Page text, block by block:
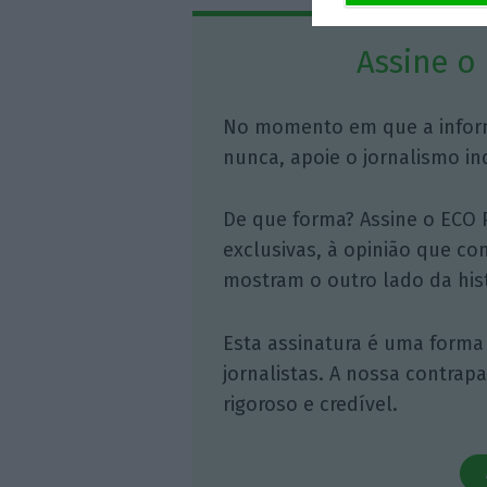
Assine o
No momento em que a
nunca, apoie o jornalismo
De que forma? Assine o
exclusivas, à opinião que
mostram o outro lado da
Esta assinatura é uma
jornalistas. A nossa
rigoroso e credível.